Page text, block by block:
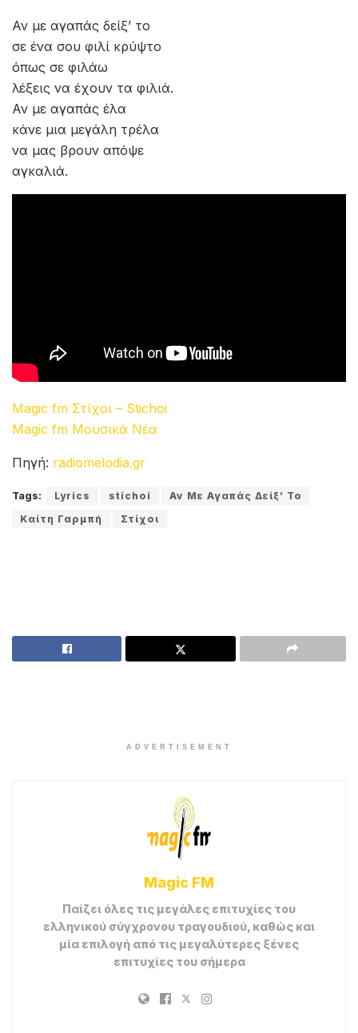
Αν με αγαπάς δείξ’ το
σε ένα σου φιλί κρύψτο
όπως σε φιλάω
λέξεις να έχουν τα φιλιά.
Αν με αγαπάς έλα
κάνε μια μεγάλη τρέλα
να μας βρουν απόψε
αγκαλιά.
Magic fm Στίχοι – Stichoi
Magic fm Μουσικά Νέα
Πηγή: radiomelodia.gr
Tags: Lyrics stichoi
Αν Με Αγαπάς Δείξ’ Το
Καίτη Γαρμπή
Στίχοι
ADVERTISEMENT
Magic FM
Παίζει όλες τις μεγάλες επιτυχίες του
ελληνικού σύγχρονου τραγουδιού, καθώς και
μία επιλογή από τις μεγαλύτερες ξένες
επιτυχίες του σήμερα